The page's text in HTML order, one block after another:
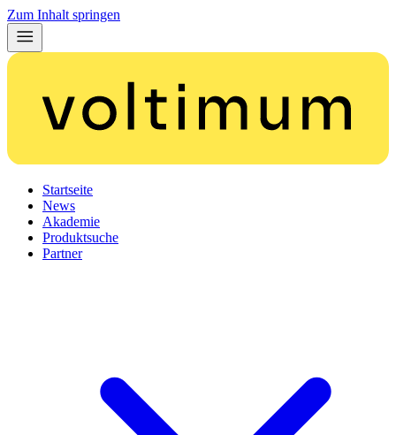
Zum Inhalt springen
Startseite
News
Akademie
Produktsuche
Partner